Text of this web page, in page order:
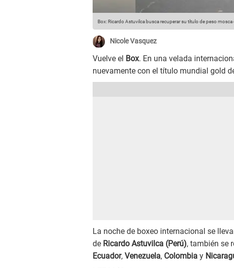
Box: Ricardo Astuvilca busca recuperar su título de peso mosca
Nicole Vasquez
Vuelve el Box. En una velada
nuevamente con el título mundial gold
La noche de boxeo internacional se
de Ricardo Astuvilca (Perú), también se
Ecuador, Venezuela, Colombia y